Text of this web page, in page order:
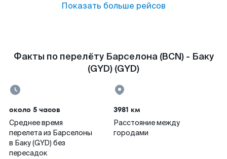
Показать больше рейсов
Факты по перелёту Барселона (BCN) - Баку
(GYD) (GYD)
около 5 часов
Среднее время
перелета из Барселоны
в Баку (GYD) без
пересадок
3981 км
Расстояние между
городами